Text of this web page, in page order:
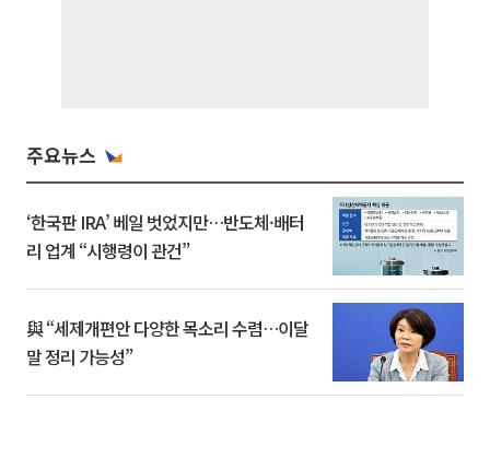
주요뉴스
‘한국판 IRA’ 베일 벗었지만…반도체·배터
리 업계 “시행령이 관건”
與 “세제개편안 다양한 목소리 수렴…이달
말 정리 가능성”